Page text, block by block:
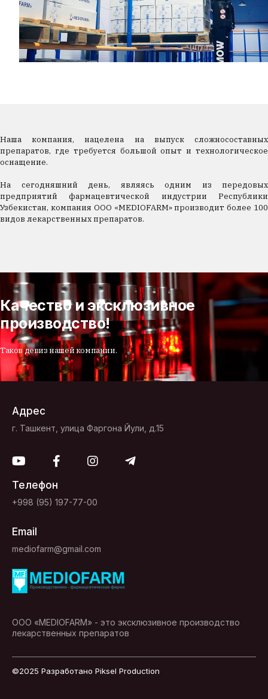
Наша компания, нацелена на выпуск сложносоставных
препаратов, где требуется большой опыт и технологическое
оснащение.
На сегодняшний день, являясь одним из передовых
предприятий фармацевтической индустрии Республики
Узбекистан, компания ООО «MEDIOFARM» производит более 100
видов лекарственных препаратов.
Качество и эксклюзивное
производство!
Таков девиз нашей компании.
Адрес
г. Ташкент, улица Фаргона Йули, д.15
Телефон
+998 (95) 197-77-00
Email
mediofarm@gmail.com
ООО «MEDIOFARM» - это эксклюзивное производство
лекарственных препаратов
©2025 Разработано Piksel Production